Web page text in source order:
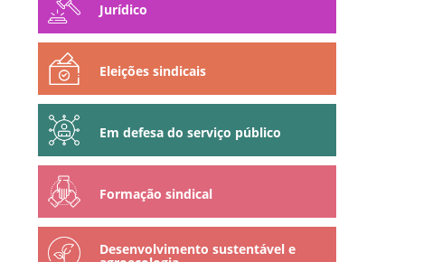
Jurídico
Eleições sindicais
Em defesa do serviço público
Formação sindical
Desenvolvimento sustentável e